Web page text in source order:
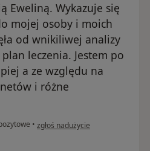
Eweliną. Wykazuje się
mojej osoby i moich
od wnikiliwej analizy
leczenia. Jestem po
a ze względu na
i różne
• w opinii użytkownika Krzysztof
zgłoś nadużycie